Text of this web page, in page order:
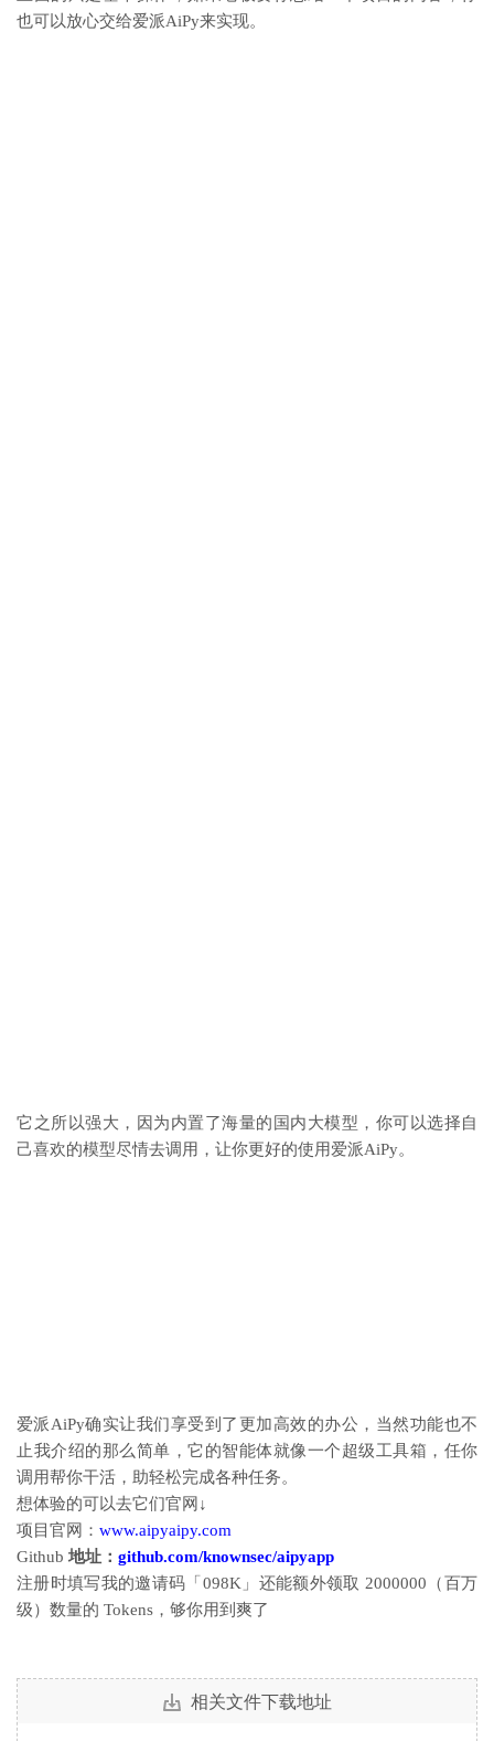
也可以放心交给爱派AiPy来实现。
它之所以强大，因为内置了海量的国内大模型，你可以选择自
己喜欢的模型尽情去调用，让你更好的使用爱派AiPy。
爱派AiPy确实让我们享受到了更加高效的办公，当然功能也不
止我介绍的那么简单，它的智能体就像一个超级工具箱，任你
调用帮你干活，助轻松完成各种任务。
想体验的可以去它们官网↓
项目官网： www.aipyaipy.com
Github 地址： github.com/knownsec/aipyapp
注册时填写我的邀请码「098K」还能额外领取 2000000（百万
级）数量的 Tokens，够你用到爽了
相关文件下载地址